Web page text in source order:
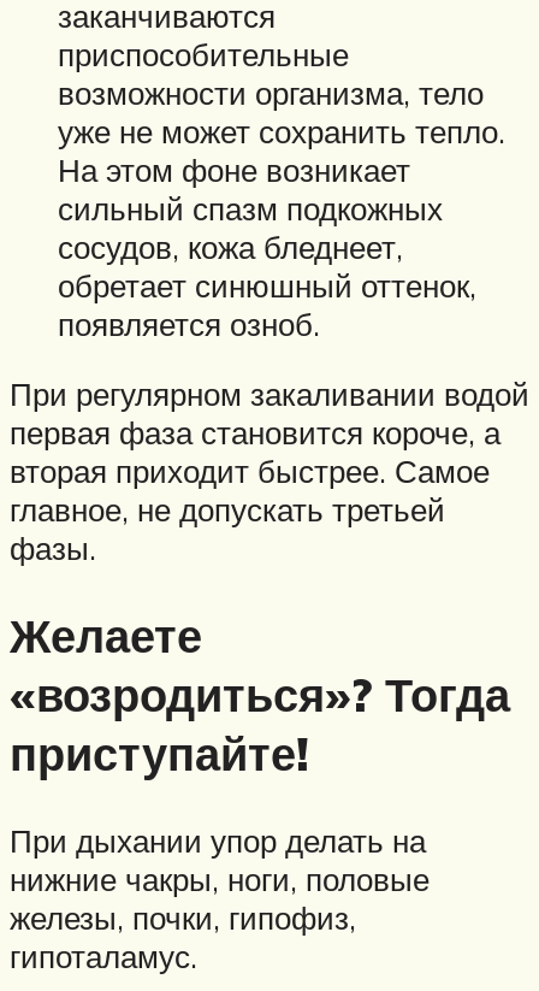
заканчиваются
приспособительные
возможности организма, тело
уже не может сохранить тепло.
На этом фоне возникает
сильный спазм подкожных
сосудов, кожа бледнеет,
обретает синюшный оттенок,
появляется озноб.
При регулярном закаливании водой
первая фаза становится короче, а
вторая приходит быстрее. Самое
главное, не допускать третьей
фазы.
Желаете
«возродиться»? Тогда
приступайте!
При дыхании упор делать на
нижние чакры, ноги, половые
железы, почки, гипофиз,
гипоталамус.